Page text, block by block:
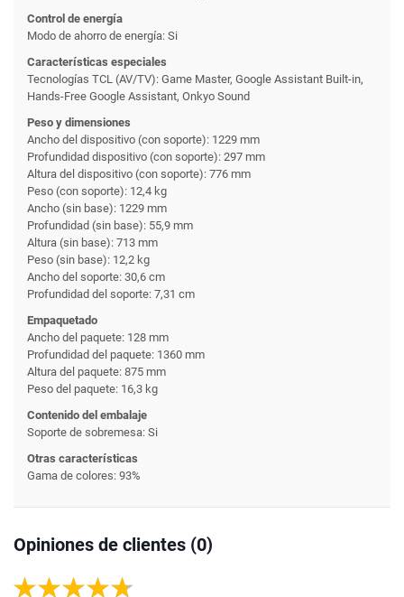
Control de energía
Modo de ahorro de energía: Si
Características especiales
Tecnologías TCL (AV/TV): Game Master, Google Assistant Built-in,
Hands-Free Google Assistant, Onkyo Sound
Peso y dimensiones
Ancho del dispositivo (con soporte): 1229 mm
Profundidad dispositivo (con soporte): 297 mm
Altura del dispositivo (con soporte): 776 mm
Peso (con soporte): 12,4 kg
Ancho (sin base): 1229 mm
Profundidad (sin base): 55,9 mm
Altura (sin base): 713 mm
Peso (sin base): 12,2 kg
Ancho del soporte: 30,6 cm
Profundidad del soporte: 7,31 cm
Empaquetado
Ancho del paquete: 128 mm
Profundidad del paquete: 1360 mm
Altura del paquete: 875 mm
Peso del paquete: 16,3 kg
Contenido del embalaje
Soporte de sobremesa: Si
Otras características
Gama de colores: 93%
Opiniones de clientes (0)